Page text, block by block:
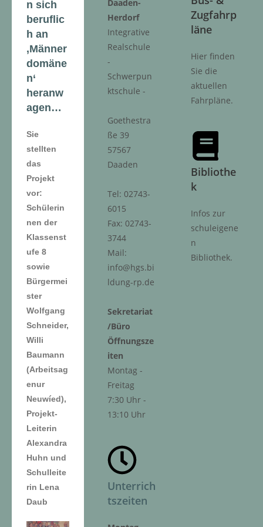
Daaden-
Herdorf
Integrative
Realschule
-
Schwerpun
ktschule -
Goethestra
ße 39
57567
Daaden
Tel: 02743-
6015
Fax: 02743-
3744
Mail:
info@hgs.bi
ldung-rp.de
Sekretariat
/Büro
Öffnungsze
iten
Montag -
Freitag
7:30 Uhr -
13:10 Uhr
Unterrich
tszeiten
n sich
beruflic
h an
‚Männer
domäne
n‘
heranw
agen…
Sie
stellten
das
Projekt
vor:
Schülerin
nen der
Klassenst
ufe 8
sowie
Bürgermei
ster
Wolfgang
Schneider,
Willi
Baumann
(Arbeitsag
enur
Neuwíed),
Projekt-
Leiterin
Alexandra
Huhn und
Schulleite
rin Lena
Daub
Zugfahrp
läne
Hier finden
Sie die
aktuellen
Fahrpläne.
Bibliothe
k
Infos zur
schuleigene
n
Bibliothek.